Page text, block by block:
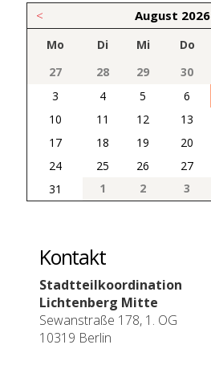
< August 2026
Mo Di Mi Do
27
28 29 30
3
4 5 6
10
11 12 13
17
18 19 20
24
25 26 27
31
1 2 3
Kontakt
Stadtteilkoordination
Lichtenberg Mitte
Sewanstraße 178, 1. OG
10319 Berlin